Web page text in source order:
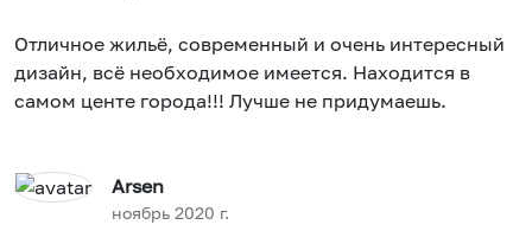
Отличное жильё, современный и очень интересный
дизайн, всё необходимое имеется. Находится в
самом центе города!!! Лучше не придумаешь.
Arsen
ноябрь 2020 г.